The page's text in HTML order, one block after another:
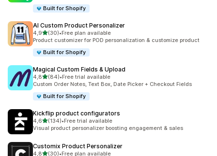
Built for Shopify
AI Custom Product Personalizer
4,9stelle su 5
(30)
30 recensioni totali
•Free plan available
Product customizer for POD personalization & customize product
Built for Shopify
Magical Custom Fields & Upload
4,8stelle su 5
(84)
84 recensioni totali
•Free trial available
Custom Order Notes, Text Box, Date Picker + Checkout Fields
Built for Shopify
Kickflip product configurators
4,6stelle su 5
(134)
134 recensioni totali
•Free trial available
Visual product personalizer boosting engagement & sales
Customix Product Personalizer
4,8stelle su 5
(30)•Free plan available